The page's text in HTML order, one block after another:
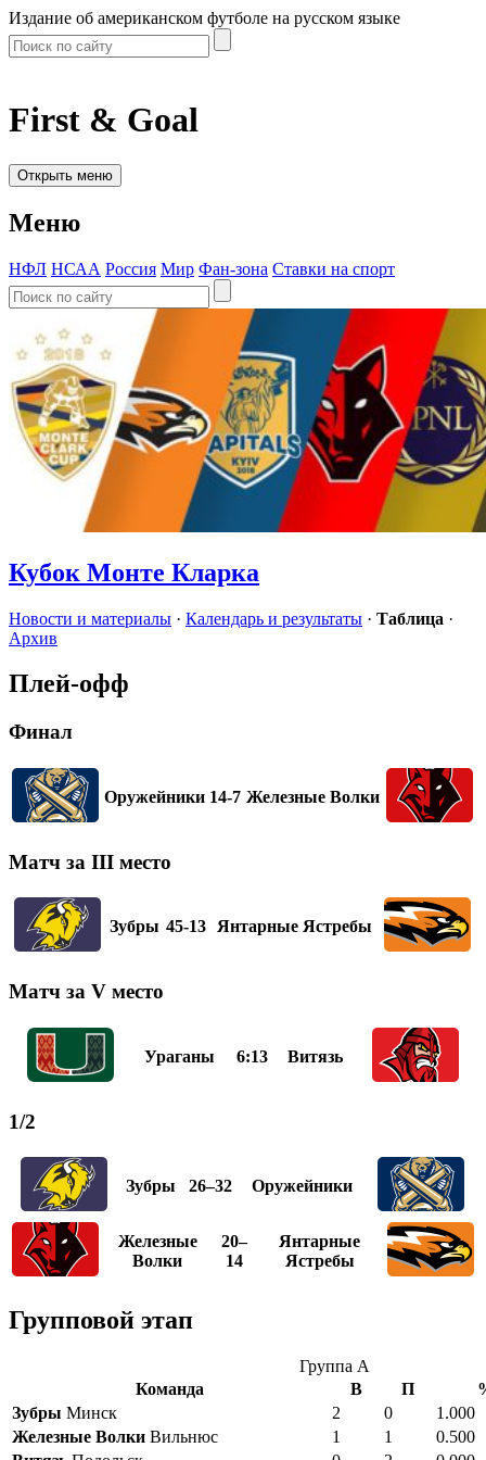
Издание об американском футболе на русском языке
First & Goal
Открыть меню
Меню
НФЛ НСАА Россия Мир Фан-зона Ставки на спорт
Кубок Монте Кларка
Новости и материалы · Календарь и результаты · Таблица ·
Архив
Плей-офф
Финал
Оружейники 14-7 Железные Волки
Матч за III место
Зубры 45-13 Янтарные Ястребы
Матч за V место
Ураганы 6:13 Витязь
1/2
Зубры 26–32 Оружейники
Железные
Волки
20–
14
Янтарные
Ястребы
Групповой этап
Группа А
Команда
В П
Зубры Минск 2 0
1.000
Железные Волки Вильнюс 1 1
0.500